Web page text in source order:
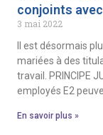
conjoints
3 mai 2022
Il est désormais
mariées à des
travail. PRINCIPE
employés E2
En savoir plus »